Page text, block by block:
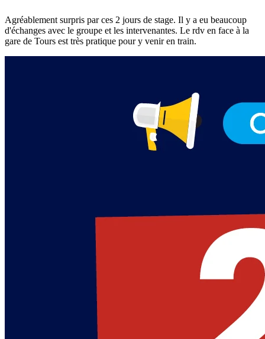
Agréablement surpris par ces 2 jours de stage. Il y a eu beaucoup
d'échanges avec le groupe et les intervenantes. Le rdv en face à la
gare de Tours est très pratique pour y venir en train.